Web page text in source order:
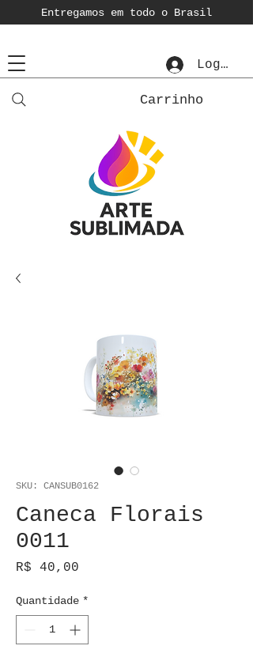
Entregamos em todo o Brasil
Login
Carrinho
SKU: CANSUB0162
Caneca Florais
0011
R$ 40,00
Quantidade *